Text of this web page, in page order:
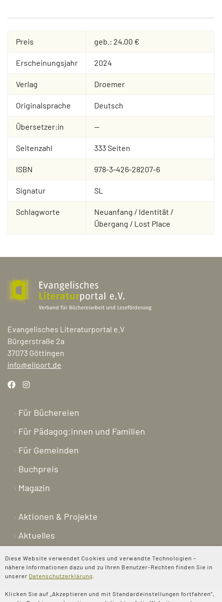
Diese Website verwendet Cookies und verwandte Technologien –
nähere Informationen dazu und zu Ihren Benutzer-Rechten finden Sie in
unserer Datenschutzerklärung
Klicken Sie auf „Akzeptieren und mit Standardeinstellungen fortfahren“,
Preis geb.: 24,00 €
Erscheinungsjahr 2024
Verlag Droemer
Originalsprache Deutsch
Übersetzer:in --
Seitenzahl 333 Seiten
ISBN 978-3-426-28207-6
Signatur SL
Schlagworte
Neuanfang / Identität /
Übergang / Lost Place
Evangelisches Literaturportal e.V
Bürgerstraße 2a
37073 Göttingen
info@eliport.de
Für Büchereien
Für Pädagog:innen und Familien
Für Gemeinden
Buchpreis
Magazin
Aktionen & Projekte
Aktuelles
Newsletter
Shop
Kontakt